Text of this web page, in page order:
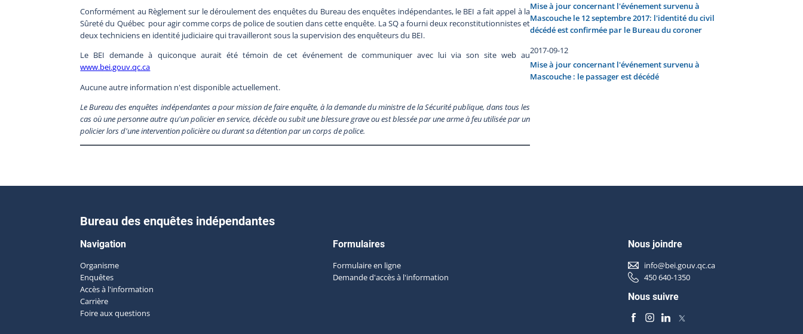
Conformément au Règlement sur le déroulement des enquêtes du Bureau des enquêtes indépendantes, le BEI a fait appel à la
Sûreté du Québec pour agir comme corps de police de soutien dans cette enquête. La SQ a fourni deux reconstitutionnistes et
deux techniciens en identité judiciaire qui travailleront sous la supervision des enquêteurs du BEI.
Le BEI demande à quiconque aurait été témoin de cet événement de communiquer avec lui via son site web au
www.bei.gouv.qc.ca
Aucune autre information n'est disponible actuellement.
Le Bureau des enquêtes indépendantes a pour mission de faire enquête, à la demande du ministre de la Sécurité publique, dans tous les
cas où une personne autre qu'un policier en service, décède ou subit une blessure grave ou est blessée par une arme à feu utilisée par un
policier lors d'une intervention policière ou durant sa détention par un corps de police.
Mise à jour concernant l'événement survenu à
Mascouche le 12 septembre 2017: l'identité du civil
décédé est confirmée par le Bureau du coroner
2017-09-12
Mise à jour concernant l'événement survenu à
Mascouche : le passager est décédé
Bureau des enquêtes indépendantes
Navigation
Organisme
Enquêtes
Accès à l'information
Carrière
Foire aux questions
Formulaires
Formulaire en ligne
Demande d'accès à l'information
Nous joindre
info@bei.gouv.qc.ca
450 640-1350
Nous suivre